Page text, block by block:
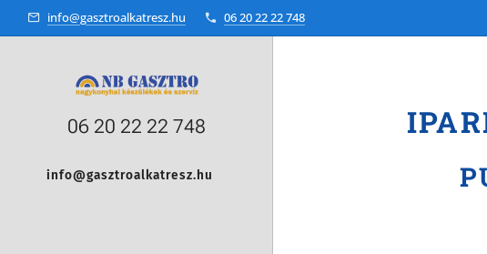
info@gasztroalkatresz.hu 06 20 22 22 748
06 20 22 22 748
info@gasztroalkatresz.hu